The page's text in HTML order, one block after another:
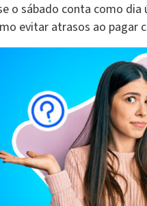
o sábado conta como dia
evitar atrasos ao pagar